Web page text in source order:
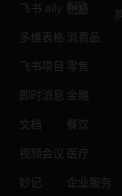
飞书 aily
多维表格
飞书项目
即时消息
文档
视频会议
妙记
制造
消费品
零售
金融
餐饮
医疗
企业服务